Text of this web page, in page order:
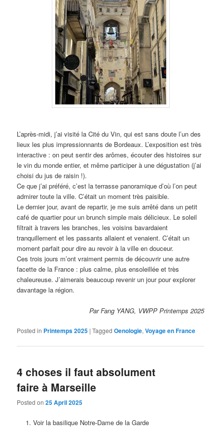
L’après-midi, j’ai visité la Cité du Vin, qui est sans doute l’un des
lieux les plus impressionnants de Bordeaux. L’exposition est très
interactive : on peut sentir des arômes, écouter des histoires sur
le vin du monde entier, et même participer à une dégustation (j’ai
choisi du jus de raisin !).
Ce que j’ai préféré, c’est la terrasse panoramique d’où l’on peut
admirer toute la ville. C’était un moment très paisible.
Le dernier jour, avant de repartir, je me suis arrêté dans un petit
café de quartier pour un brunch simple mais délicieux. Le soleil
filtrait à travers les branches, les voisins bavardaient
tranquillement et les passants allaient et venaient. C’était un
moment parfait pour dire au revoir à la ville en douceur.
Ces trois jours m’ont vraiment permis de découvrir une autre
facette de la France : plus calme, plus ensoleillée et très
chaleureuse. J’aimerais beaucoup revenir un jour pour explorer
davantage la région.
Par Fang YANG, VWPP Printemps 2025
Posted in Printemps 2025 |Tagged Oenologie,Voyage en France
4 choses il faut absolument
faire à Marseille
Posted on25 April 2025
Voir la basilique Notre-Dame de la Garde